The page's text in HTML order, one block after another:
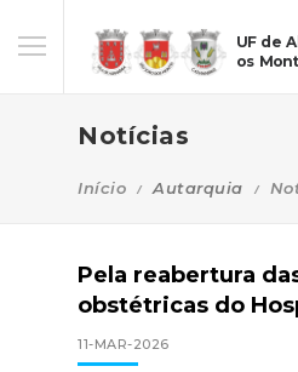
UF de
os
Notícias
Início Autarquia
Pela reabertura
obstétricas do
11-MAR-2026